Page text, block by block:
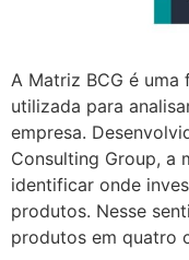
A Matriz BCG é
utilizada para
empresa.
Consulting Group, a
identificar onde
produtos. Nesse
produtos em quatro